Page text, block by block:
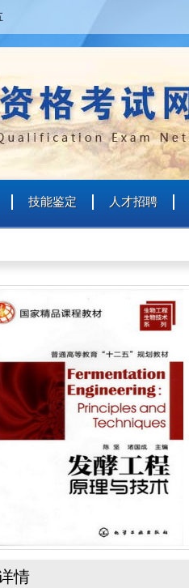
用户名
密 码
登录
个人 企业
密 码
确认密码
注册
技能鉴定 人才招聘
情